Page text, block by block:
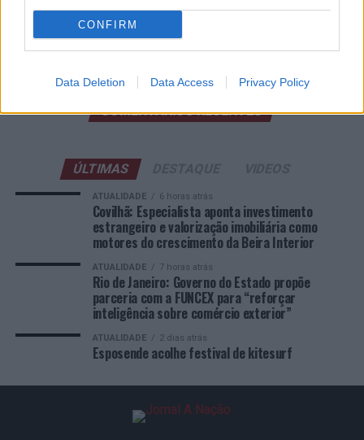
CONFIRM
Data Deletion Data Access Privacy Policy
EMEC celebra a conclusão de mais um Curso de
Educação e Formação de Adultos na Escola de Tecnologia
COMENTÁRIOS RECENTES
ÚLTIMAS
ATUALIDADE 6 horas atrás
Covilhã: Especialista aponta investimento
estrangeiro e valorização imobiliária como
motores do crescimento da Beira Interior
ATUALIDADE 7 horas atrás
Rio de Janeiro: Governo do Estado propõe
parceria com a FUNCEX para “reforçar
inteligência sobre comércio exterior”
ATUALIDADE 2 dias atrás
Esposende acolhe festival de kitesurf